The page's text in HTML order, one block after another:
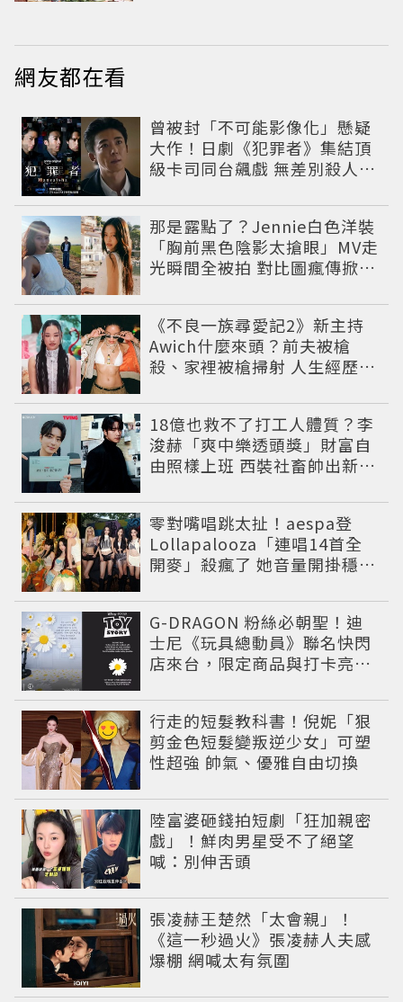
網友都在看
曾被封「不可能影像化」懸疑
大作！日劇《犯罪者》集結頂
級卡司同台飆戲 無差別殺人案
那是露點了？Jennie白色洋裝
「胸前黑色陰影太搶眼」MV走
光瞬間全被拍 對比圖瘋傳掀論
《不良一族尋愛記2》新主持
Awich什麼來頭？前夫被槍
殺、家裡被槍掃射 人生經歷比
18億也救不了打工人體質？李
浚赫「爽中樂透頭獎」財富自
由照樣上班 西裝社畜帥出新高
零對嘴唱跳太扯！aespa登
Lollapalooza「連唱14首全
開麥」殺瘋了 她音量開掛穩到
G-DRAGON 粉絲必朝聖！迪
士尼《玩具總動員》聯名快閃
店來台，限定商品與打卡亮點
行走的短髮教科書！倪妮「狠
剪金色短髮變叛逆少女」可塑
性超強 帥氣、優雅自由切換
陸富婆砸錢拍短劇「狂加親密
戲」！鮮肉男星受不了絕望
喊：別伸舌頭
張凌赫王楚然「太會親」！
《這一秒過火》張凌赫人夫感
爆棚 網喊太有氛圍